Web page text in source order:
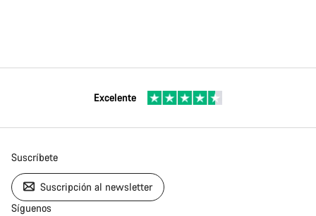
Excelente
Suscríbete
Suscripción al newsletter
Síguenos